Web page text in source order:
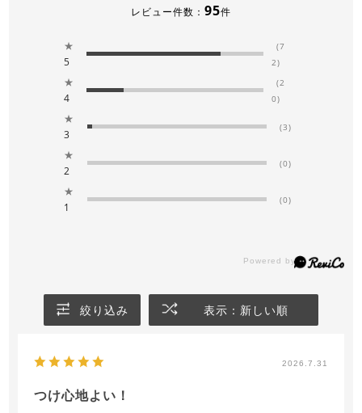
レビュー件数： 95件
★
5
(7
2)
★
4
(2
0)
★
3
(3)
★
2
(0)
★
1
(0)
絞り込み 表示：新しい順
2026.7.31
つけ心地よい！